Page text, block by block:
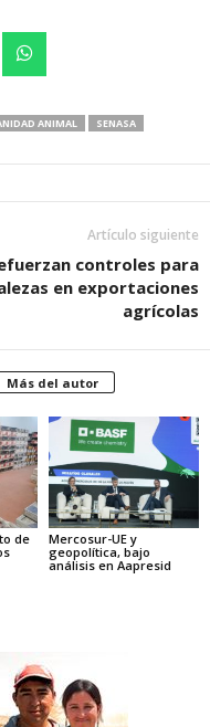
ANIMAL
SENASA
Artículo siguiente
controles para
en exportaciones
agrícolas
Más del autor
de
Mercosur-UE y
geopolítica, bajo
análisis en Aapresid